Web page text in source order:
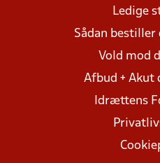
Ledige
Sådan bestiller
Vold mod
Afbud + Akut
Idrættens